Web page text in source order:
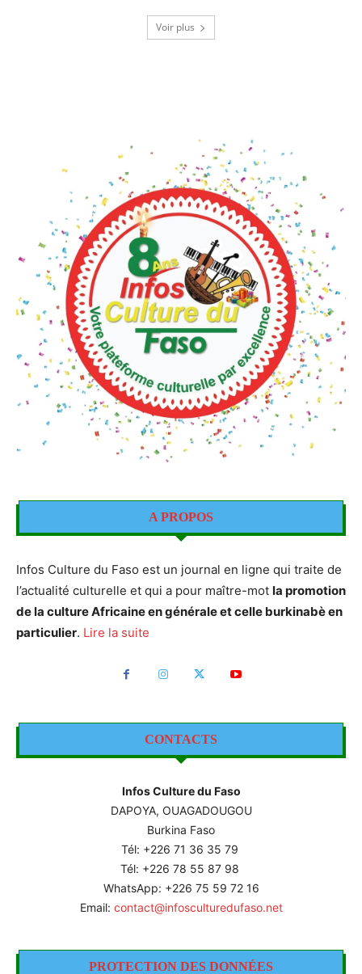
Voir plus
A PROPOS
Infos Culture du Faso est un journal en ligne qui traite de
l’actualité culturelle et qui a pour maître-mot la promotion
de la culture Africaine en générale et celle burkinabè en
particulier. Lire la suite
CONTACTS
Infos Culture du Faso
DAPOYA, OUAGADOUGOU
Burkina Faso
Tél: +226 71 36 35 79
Tél: +226 78 55 87 98
WhatsApp: +226 75 59 72 16
Email: contact@infosculturedufaso.net
PROTECTION DES DONNÉES